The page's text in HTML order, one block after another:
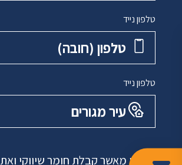
טלפון נייד
טלפון ‏(חובה)
טלפון נייד
עיר מגורים
אני מאשר קבלת חומר שיווקי ואת